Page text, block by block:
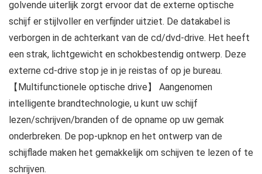
golvende uiterlijk zorgt ervoor dat de externe optische
schijf er stijlvoller en verfijnder uitziet. De datakabel is
verborgen in de achterkant van de cd/dvd-drive. Het heeft
een strak, lichtgewicht en schokbestendig ontwerp. Deze
externe cd-drive stop je in je reistas of op je bureau.
【Multifunctionele optische drive】 Aangenomen
intelligente brandtechnologie, u kunt uw schijf
lezen/schrijven/branden of de opname op uw gemak
onderbreken. De pop-upknop en het ontwerp van de
schijflade maken het gemakkelijk om schijven te lezen of te
schrijven.